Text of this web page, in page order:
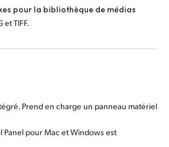
pour la bibliothèque de médias
et TIFF.
Prend en charge un panneau matériel
Panel pour Mac et Windows est